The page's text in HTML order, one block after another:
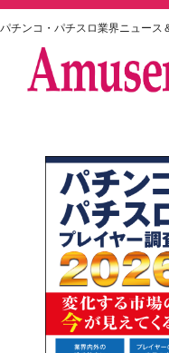
パチンコ・パチスロ業界ニュース